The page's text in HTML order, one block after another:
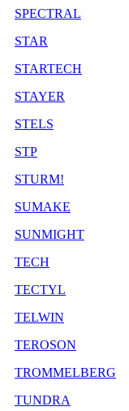
SPECTRAL
STAR
STARTECH
STAYER
STELS
STP
STURM!
SUMAKE
SUNMIGHT
TECH
TECTYL
TELWIN
TEROSON
TROMMELBERG
TUNDRA